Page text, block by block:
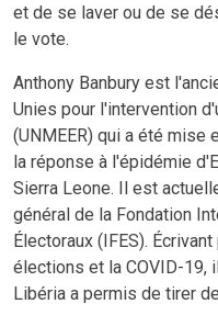
et de se laver ou de se
le vote.
Anthony Banbury est
Unies pour l'intervention
(UNMEER) qui a été mise
la réponse à l'épidémie
Sierra Leone. Il est
général de la Fondation
Électoraux (IFES).
élections et la COVID-19,
Libéria a permis de tirer